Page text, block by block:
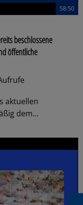
58:50
beschlossene
öffentliche
aktuellen
dem...